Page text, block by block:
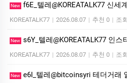
New f6E_텔레@KOREATALK77 신세
KOREATALK77 | 2026.08.07 | 추천 0 | 조
New s6Y_텔레@KOREATALK77 인
KOREATALK77 | 2026.08.07 | 추천 0 | 조
New e6I_텔레@bitcoinsyri 테더거래